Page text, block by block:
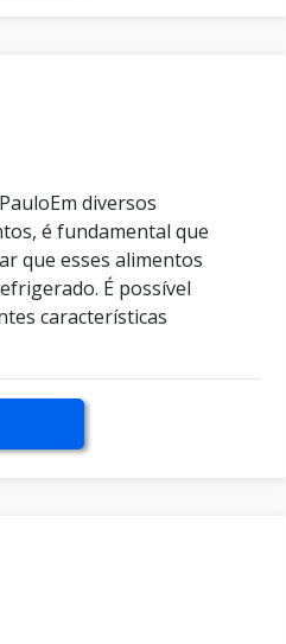
diversos
é fundamental que
que esses alimentos
É possível
características